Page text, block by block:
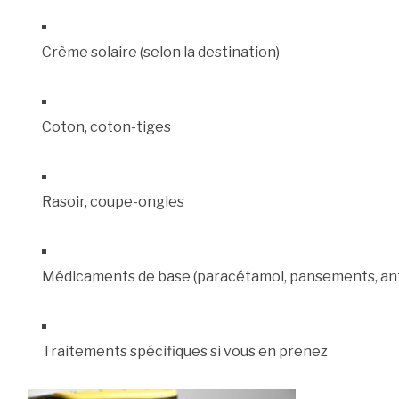
Crème solaire (selon la destination)
Coton, coton-tiges
Rasoir, coupe-ongles
Médicaments de base (paracétamol, pansements,
Traitements spécifiques si vous en prenez